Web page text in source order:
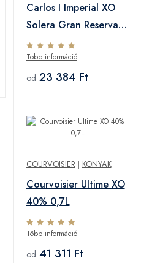
Carlos I Imperial XO
Solera Gran Reserva
40% 0,7L
Több információ
od 23 384 Ft
COURVOISIER| KONYAK
Courvoisier Ultime XO
40% 0,7L
Több információ
od 41 311 Ft